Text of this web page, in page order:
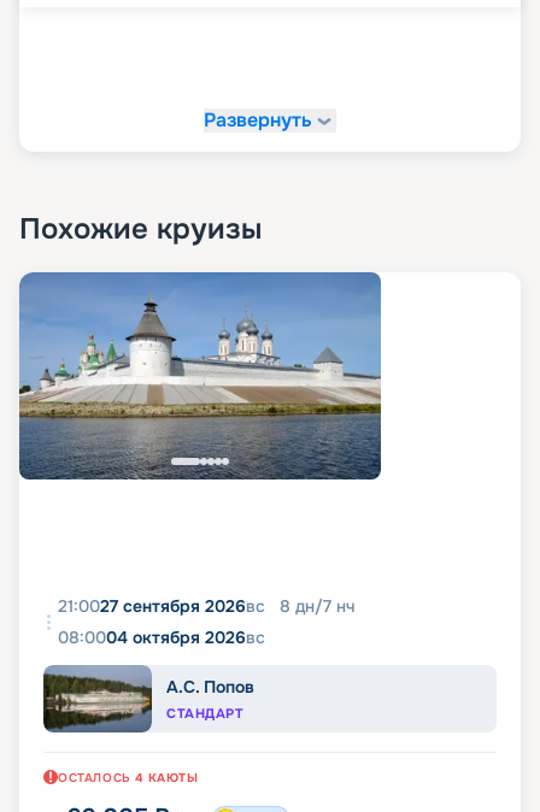
Развернуть
Похожие круизы
21:0027 сентября 2026вс 8 дн/7 нч
08:0004 октября 2026вс
А.С. Попов
СТАНДАРТ
ОСТАЛОСЬ 4 КАЮТЫ